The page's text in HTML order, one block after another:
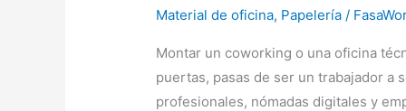
Material de oficina, Papelería /
Montar un coworking o una oficina
puertas, pasas de ser un trabajador a
profesionales, nómadas digitales y